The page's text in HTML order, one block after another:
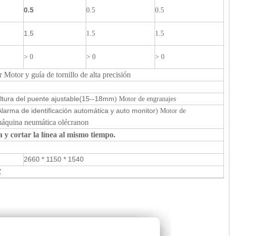
0.5 0.5 0.5
1.5 1.5 1.5
> 0 > 0 > 0
Motor y guía de tornillo de alta precisión
del puente ajustable(15--18mm) Motor de engranajes
de identificación automática y auto monitor) Motor de
neumática olécranon
y cortar la línea al mismo tiempo.
2660 * 1150 * 1540